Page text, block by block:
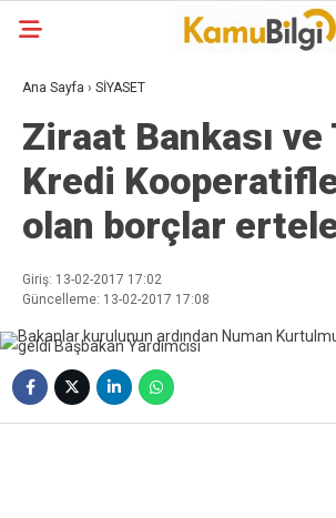
Ana Sayfa › SİYASET
Ziraat Bankası ve
Kredi
olan borçlar
Giriş: 13-02-2017 17:02
Güncelleme: 13-02-2017 17:08